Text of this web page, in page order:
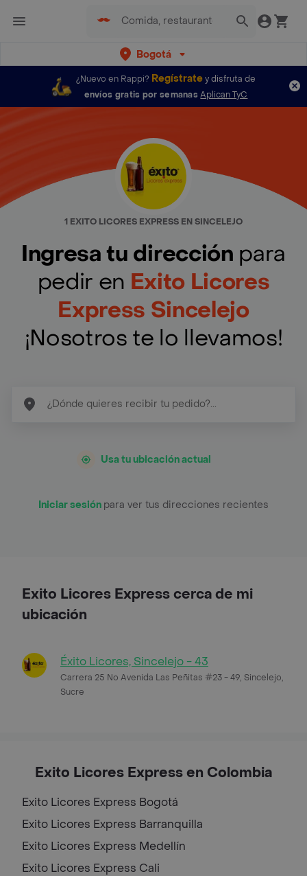
Bogotá
¿Nuevo en Rappi? Regístratey disfruta de
envíos gratis por semanas Aplican TyC
1 EXITO LICORES EXPRESS EN SINCELEJO
Ingresa tu dirección para
pedir en Exito Licores
Express Sincelejo
¡Nosotros te lo llevamos!
Usa tu ubicación actual
Iniciar sesión para ver tus direcciones recientes
Exito Licores Express cerca de mi
ubicación
Éxito Licores, Sincelejo - 43
Carrera 25 No Avenida Las Peñitas #23 - 49, Sincelejo,
Sucre
Exito Licores Express en Colombia
Exito Licores Express Bogotá
Exito Licores Express Barranquilla
Exito Licores Express Medellín
Exito Licores Express Cali